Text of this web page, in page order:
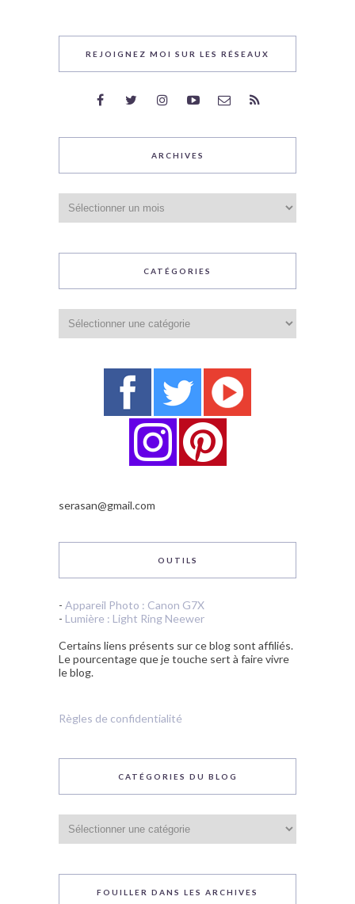
REJOIGNEZ MOI SUR LES RÉSEAUX
ARCHIVES
CATÉGORIES
serasan@gmail.com
OUTILS
- Appareil Photo : Canon G7X
- Lumière : Light Ring Neewer
Certains liens présents sur ce blog sont affiliés.
Le pourcentage que je touche sert à faire vivre
le blog.
Règles de confidentialité
CATÉGORIES DU BLOG
du
blog
FOUILLER DANS LES ARCHIVES